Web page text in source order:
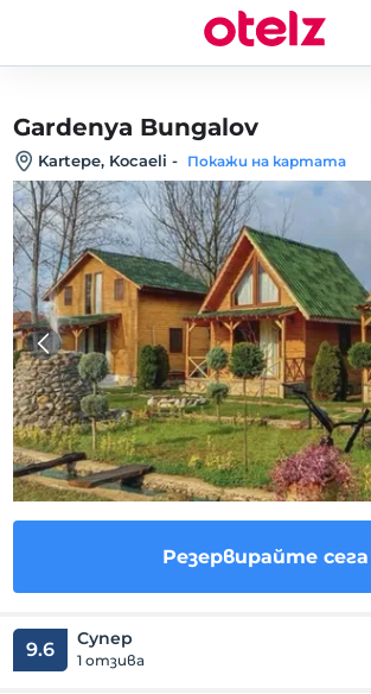
Gardenya Bungalov
Kartepe, Kocaeli - Покажи на картата
Резервирайте сега
9.6 Супер
1 отзива